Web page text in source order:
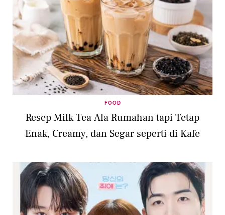
FOOD
Resep Milk Tea Ala Rumahan tapi Tetap
Enak, Creamy, dan Segar seperti di Kafe